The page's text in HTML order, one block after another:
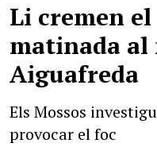
Li cremen
matinada al
Aiguafreda
Els Mossos
provocar el foc